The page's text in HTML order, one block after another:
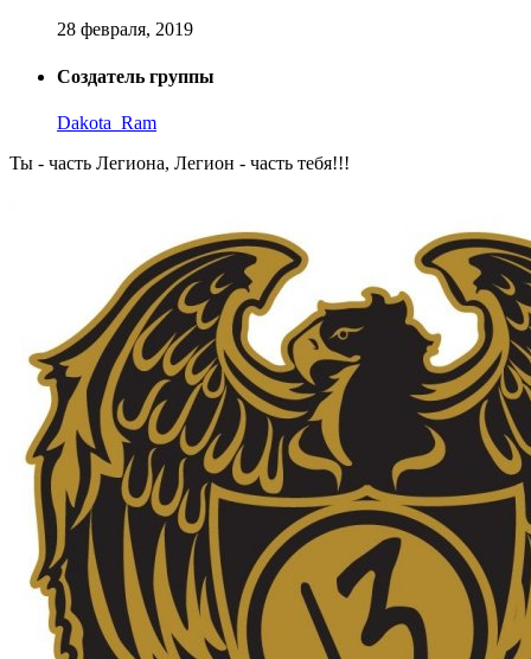
28 февраля, 2019
Создатель группы
Dakota_Ram
Ты - часть Легиона, Легион - часть тебя!!!